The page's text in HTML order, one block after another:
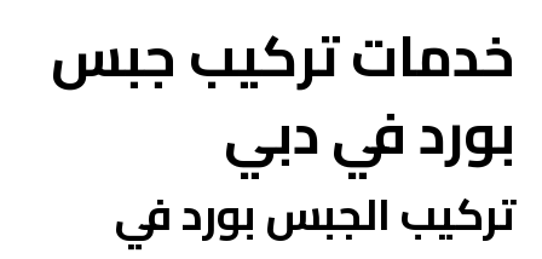
خدمات تركيب جبس
بورد في دبي
تركيب الجبس بورد في